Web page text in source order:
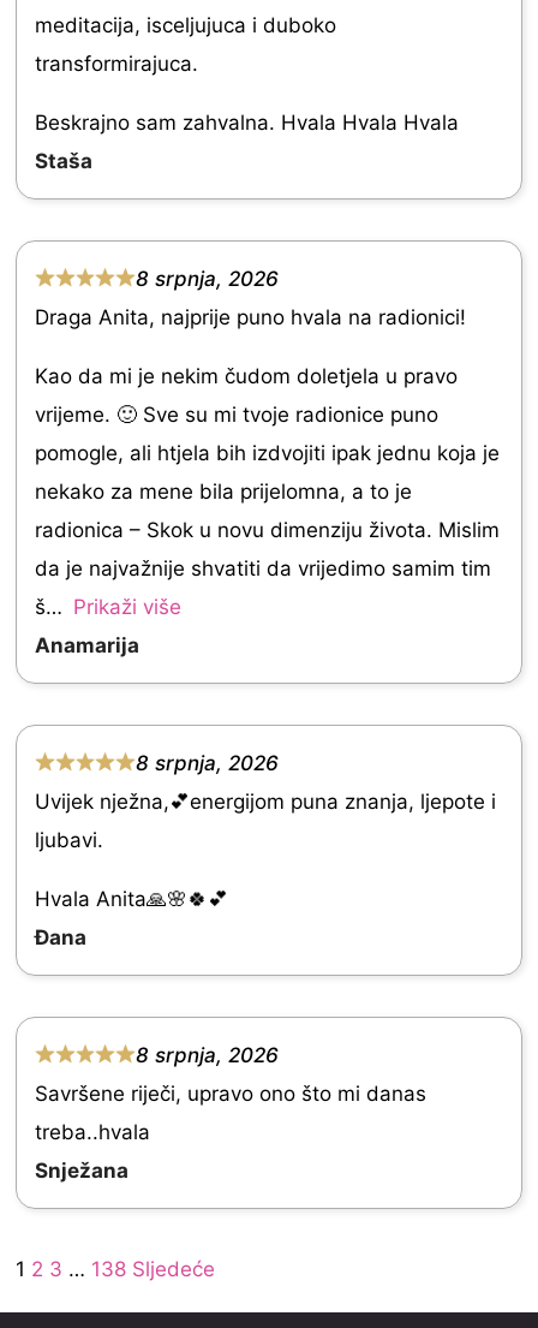
u
t
f
5
d
5
.
0
o
u
o
f
5
meditacija, isceljujuca i duboko
transformirajuca.
Beskrajno sam zahvalna. Hvala Hvala Hvala
Staša
t
e
d
5
.
0
o
u
t
o
f
5
8 srpnja, 2026
Draga Anita, najprije puno hvala na radionici!
Kao da mi je nekim čudom doletjela u pravo
vrijeme. 🙂 Sve su mi tvoje radionice puno
pomogle, ali htjela bih izdvojiti ipak jednu koja je
nekako za mene bila prijelomna, a to je
radionica – Skok u novu dimenziju života. Mislim
da je najvažnije shvatiti da vrijedimo samim tim
š
Prikaži više
Anamarija
e
d
5
.
0
o
u
t
o
5
8 srpnja, 2026
Uvijek nježna,💕energijom puna znanja, ljepote i
ljubavi.
Hvala Anita🙏🌸🍀💕
Đana
5
8 srpnja, 2026
Savršene riječi, upravo ono što mi danas
treba..hvala
Snježana
Site
Reviews
Page
1 Page
2 Page
3 … Page
138 Sljedeće